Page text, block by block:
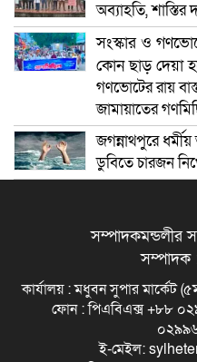
অব্যাহতি, শাস্তির
সংস্কার ও
কোন ছাড় দেয়া
গণভোটের রায়
জামায়াতের
জগন্নাথপুরে
ডুবিতে চারজন
সম্পাদকমন্ডলীর
সম্পাদক
কার্যালয় : মধুবন সুপার মার্কেট
ফোন : পিএবিএক্স +৮৮
ই-মেইল: